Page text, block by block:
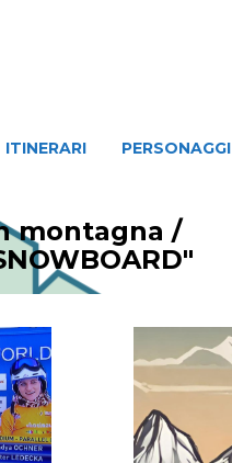
ITINERARI PERSONAGGI
montagna /